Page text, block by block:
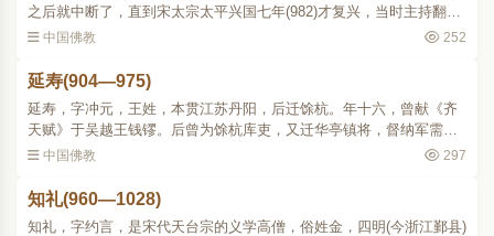
之后就中断了，直到宋太宗太平兴国七年(982)才复兴，当时主持翻译
工作的即是天息灾、法天、施护三人。法天是中印度摩伽陀国那烂陀
中国佛教 252
延寿(904—975)
延寿，字冲元，王姓，本贯江苏丹阳，后迁馀杭。年十六，曾献《齐
天赋》于吴越王钱镠。后曾为馀杭库吏，又迁华亭镇将，督纳军需。
他因为自幼信佛，戒杀放生，擅自动用库钱买鱼虾等物放生，事发被
中国佛教 297
知礼(960—1028)
知礼，字约言，是宋代天台宗的义学高僧，俗姓金，四明(今浙江鄞县)